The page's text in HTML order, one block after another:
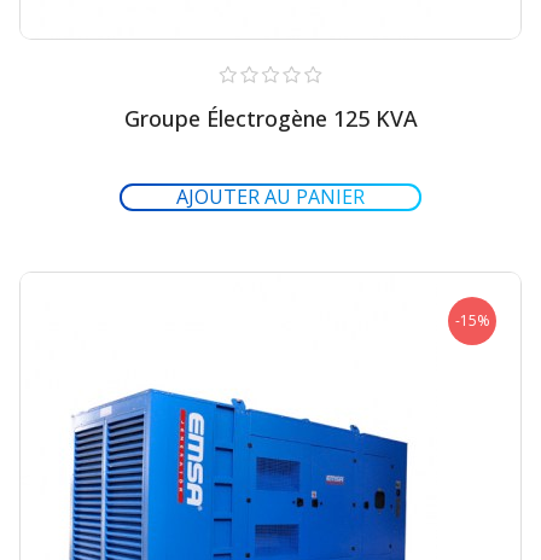
Groupe Électrogène 125 KVA
-15%